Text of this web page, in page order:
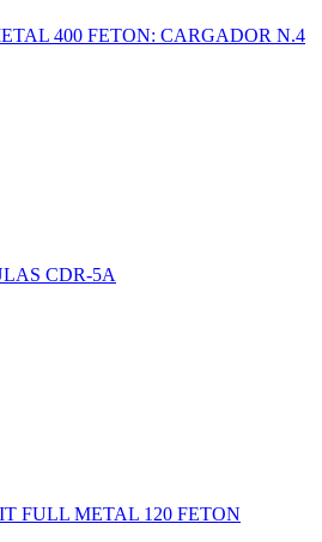
400 FETON: CARGADOR N.4
CDR-5A
FULL METAL 120 FETON